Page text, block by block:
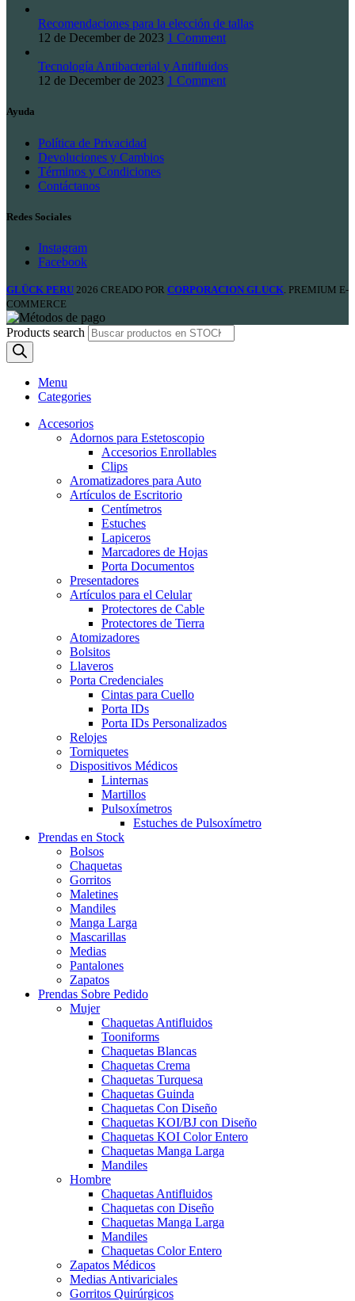
Recomendaciones para la elección de tallas
12 de December de 2023 1 Comment
Tecnología Antibacterial y Antifluidos
12 de December de 2023 1 Comment
Ayuda
Política de Privacidad
Devoluciones y Cambios
Términos y Condiciones
Contáctanos
Redes Sociales
Instagram
Facebook
GLÜCK PERU 2026 CREADO POR CORPORACION GLUCK . PREMIUM E-
COMMERCE
Products search
Menu
Categories
Accesorios
Adornos para Estetoscopio
Accesorios Enrollables
Clips
Aromatizadores para Auto
Artículos de Escritorio
Centímetros
Estuches
Lapiceros
Marcadores de Hojas
Porta Documentos
Presentadores
Artículos para el Celular
Protectores de Cable
Protectores de Tierra
Atomizadores
Bolsitos
Llaveros
Porta Credenciales
Cintas para Cuello
Porta IDs
Porta IDs Personalizados
Relojes
Torniquetes
Dispositivos Médicos
Linternas
Martillos
Pulsoxímetros
Estuches de Pulsoxímetro
Prendas en Stock
Bolsos
Chaquetas
Gorritos
Maletines
Mandiles
Manga Larga
Mascarillas
Medias
Pantalones
Zapatos
Prendas Sobre Pedido
Mujer
Chaquetas Antifluidos
Tooniforms
Chaquetas Blancas
Chaquetas Crema
Chaquetas Turquesa
Chaquetas Guinda
Chaquetas Con Diseño
Chaquetas KOI/BJ con Diseño
Chaquetas KOI Color Entero
Chaquetas Manga Larga
Mandiles
Hombre
Chaquetas Antifluidos
Chaquetas con Diseño
Chaquetas Manga Larga
Mandiles
Chaquetas Color Entero
Zapatos Médicos
Medias Antivariciales
Gorritos Quirúrgicos